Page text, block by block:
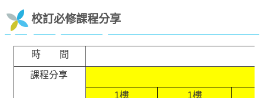
校訂必修課程分享
時 間
課程分享
1樓 1樓